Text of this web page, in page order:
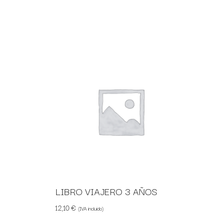
LIBRO VIAJERO 3 AÑOS
12,10€ (IVA incluido)